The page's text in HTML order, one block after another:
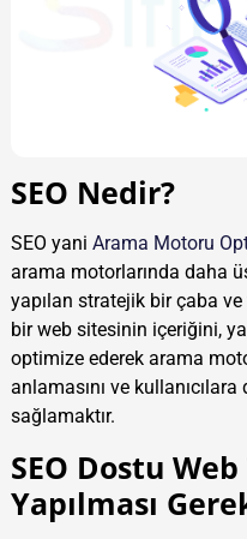
SEO Nedir?
SEO yani Arama Motoru
arama motorlarında daha
yapılan stratejik bir çaba
bir web sitesinin içeriğini,
optimize ederek arama
anlamasını ve
sağlamaktır.
SEO Dostu
Yapılması